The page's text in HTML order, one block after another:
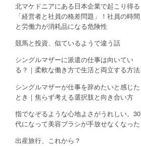
北マケドニアにある日本企業で起こり得る
「経営者と社員の格差問題」！社員の時間
と労働力が消耗品になる危険性
競馬と投資、似ているようで違う話
シングルマザーに派遣の仕事は向いてい
る？｜柔軟な働き方で生活と両立する方法
シングルマザーが仕事を辞めたいと感じた
とき｜焦らず考える選択肢と向き合い方
指でなぞるような心地よさがうれしい。30
代になって美容ブラシが手放せなくなった
出産旅行、これから？